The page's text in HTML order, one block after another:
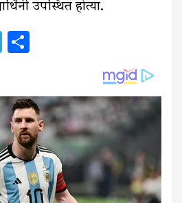
उपस्थित होत्या.
Telegram